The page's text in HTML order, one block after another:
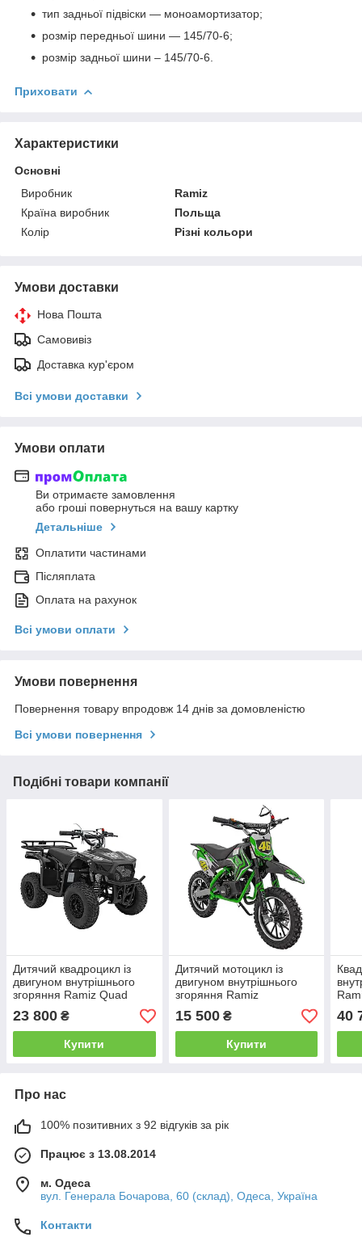
тип задньої підвіски — моноамортизатор;
розмір передньої шини — 145/70-6;
розмір задньої шини – 145/70-6.
Приховати
Характеристики
Основні
Виробник
Ramiz
Країна виробник
Польща
Колір
Різні кольори
Умови доставки
Нова Пошта
Самовивіз
Доставка кур'єром
Всі умови доставки
Умови оплати
Ви отримаєте замовлення
або гроші повернуться на вашу картку
Детальніше
Оплатити частинами
Післяплата
Оплата на рахунок
Всі умови оплати
Умови повернення
Повернення товару впродовж 14 днів за домовленістю
Всі умови повернення
Подібні товари компанії
Дитячий квадроцикл із
двигуном внутрішнього
згоряння Ramiz Quad
23 800 ₴
Купити
Дитячий мотоцикл із
двигуном внутрішнього
згоряння Ramiz
15 500₴
Купити
40
Про нас
100% позитивних з 92 відгуків за рік
Працює з 13.08.2014
м. Одеса
вул. Генерала Бочарова, 60 (склад), Одеса, Україна
Контакти